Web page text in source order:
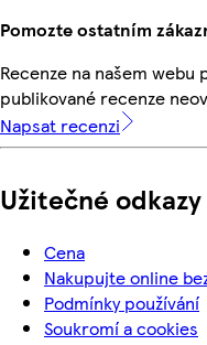
Pomozte ostatním
Recenze na našem webu
publikované recenze
Napsat recenzi
Užitečné odkazy
Cena
Nakupujte online
Podmínky používání
Soukromí a cookies